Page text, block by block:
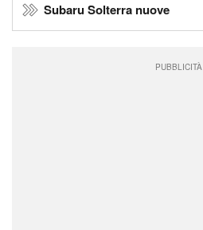
Subaru Solterra nuove
PUBBLICITÀ